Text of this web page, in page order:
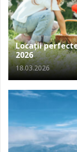
Locații
2026
18.03.2026